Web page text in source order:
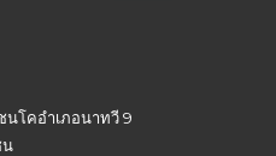
โคอำเภอนาทวี 9
น